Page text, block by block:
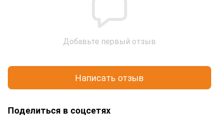
Добавьте первый отзыв
Написать отзыв
Поделиться в соцсетях